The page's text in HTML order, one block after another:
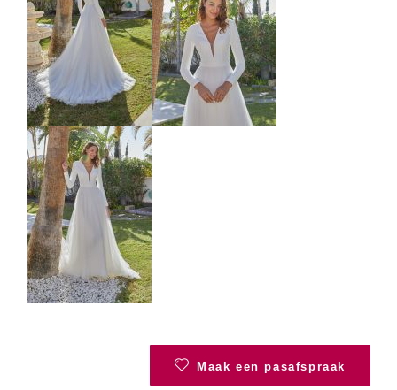
Maak een pasafspraak